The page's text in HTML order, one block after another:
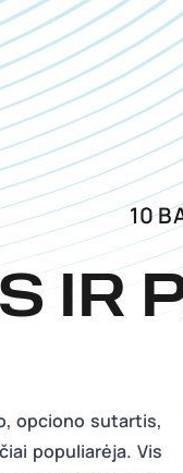
IR
10
opciono sutartis,
populiarėja. Vis